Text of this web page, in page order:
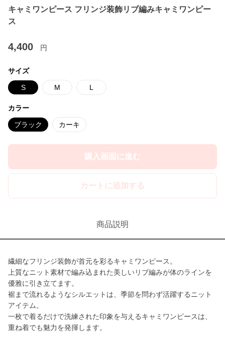
キャミワンピース フリンジ装飾リブ編みキャミワンピー
ス
4,400 円
サイズ
S M L
カラー
ブラック カーキ
購入画面に進む
カートに追加する
商品説明
繊細なフリンジ装飾が首元を彩るキャミワンピース。
上質なニット素材で編み込まれた美しいリブ編みが体のラインを
優雅に引き立てます。
裾まで流れるようなシルエットは、季節を問わず活躍するニット
アイテム。
一枚で着るだけで洗練された印象を与えるキャミワンピースは、
重ね着でも魅力を発揮します。